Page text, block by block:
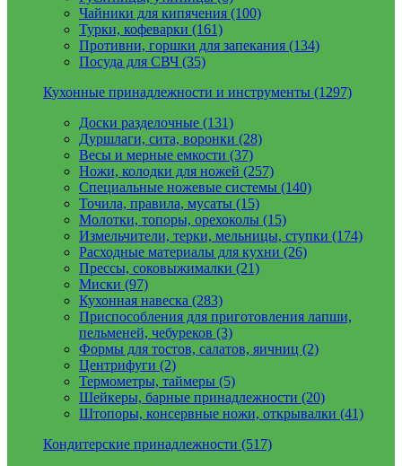
Чайники для кипячения (100)
Турки, кофеварки (161)
Противни, горшки для запекания (134)
Посуда для СВЧ (35)
Кухонные принадлежности и инструменты (1297)
Доски разделочные (131)
Дуршлаги, сита, воронки (28)
Весы и мерные емкости (37)
Ножи, колодки для ножей (257)
Специальные ножевые системы (140)
Точила, правила, мусаты (15)
Молотки, топоры, орехоколы (15)
Измельчители, терки, мельницы, ступки (174)
Расходные материалы для кухни (26)
Прессы, соковыжималки (21)
Миски (97)
Кухонная навеска (283)
Приспособления для приготовления лапши,
пельменей, чебуреков (3)
Формы для тостов, салатов, яичниц (2)
Центрифуги (2)
Термометры, таймеры (5)
Шейкеры, барные принадлежности (20)
Штопоры, консервные ножи, открывалки (41)
Кондитерские принадлежности (517)